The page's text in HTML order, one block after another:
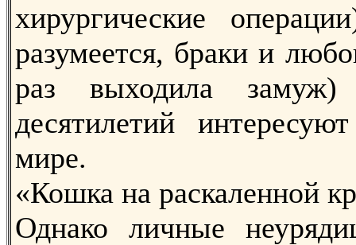
хирургические
разумеется, браки и
раз выходила замуж)
десятилетий
мире.
«Кошка на раскаленной
Однако личные